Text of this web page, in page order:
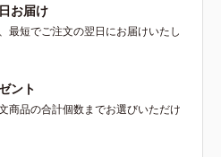
おきないというわけではありません
※敏感肌対象パッチテスト済（すべ
お届け
最短でご注文の翌日にお届けいたし
ント
商品の合計個数までお選びいただけ